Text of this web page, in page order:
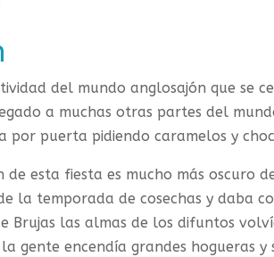
del mundo anglosajón que se
a muchas otras partes del
por puerta pidiendo caramelos y
de esta fiesta es mucho más oscuro
la temporada de cosechas y daba
Brujas las almas de los difuntos
gente encendía grandes hogueras